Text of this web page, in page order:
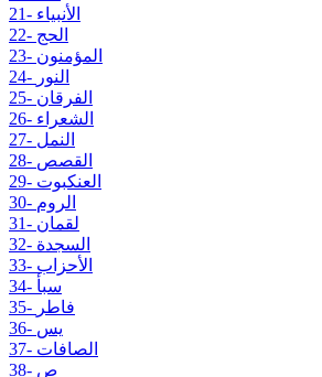
21- الأنبياء
22- الحج
23- المؤمنون
24- النور
25- الفرقان
26- الشعراء
27- النمل
28- القصص
29- العنكبوت
30- الروم
31- لقمان
32- السجدة
33- الأحزاب
34- سبأ
35- فاطر
36- يس
37- الصافات
38- ص